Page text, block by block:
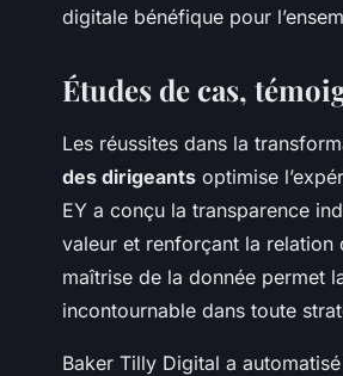
digitale bénéfique pour
Études de cas,
Les réussites dans la
des dirigeants optimise
EY a conçu la transparence
valeur et renforçant la relation
maîtrise de la donnée permet
incontournable dans toute
Baker Tilly Digital a